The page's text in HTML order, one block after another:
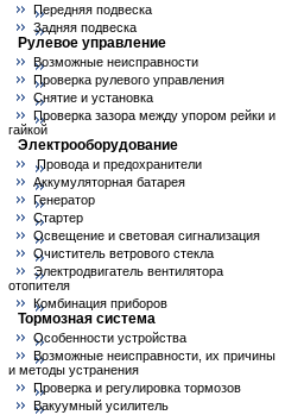
Передняя подвеска
Задняя подвеска
Рулевое управление
Возможные неисправности
Проверка рулевого управления
Снятие и установка
Проверка зазора между упором рейки и
гайкой
Электрооборудование
Провода и предохранители
Аккумуляторная батарея
Генератор
Стартер
Освещение и световая сигнализация
Очиститель ветрового стекла
Электродвигатель вентилятора
отопителя
Комбинация приборов
Тормозная система
Особенности устройства
Возможные неисправности, их причины
и методы устранения
Проверка и регулировка тормозов
Вакуумный усилитель